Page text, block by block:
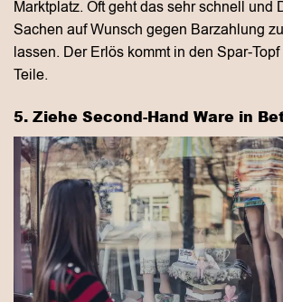
Marktplatz. Oft geht das sehr schnell und
Sachen auf Wunsch gegen Barzahlung
lassen. Der Erlös kommt in den Spar-
Teile.
5. Ziehe Second-Hand Ware in